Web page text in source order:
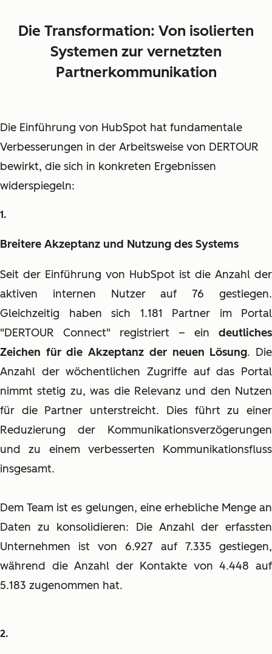
Die Transformation: Von isolierten
Systemen zur vernetzten
Partnerkommunikation
Die Einführung von HubSpot hat fundamentale
Verbesserungen in der Arbeitsweise von DERTOUR
bewirkt, die sich in konkreten Ergebnissen
widerspiegeln:
Breitere Akzeptanz und Nutzung des Systems
Seit der Einführung von HubSpot ist die Anzahl der
aktiven internen Nutzer auf 76 gestiegen.
Gleichzeitig haben sich 1.181 Partner im Portal
"DERTOUR Connect" registriert – ein deutliches
Zeichen für die Akzeptanz der neuen Lösung. Die
Anzahl der wöchentlichen Zugriffe auf das Portal
nimmt stetig zu, was die Relevanz und den Nutzen
für die Partner unterstreicht. Dies führt zu einer
Reduzierung der Kommunikationsverzögerungen
und zu einem verbesserten Kommunikationsfluss
insgesamt.
Dem Team ist es gelungen, eine erhebliche Menge an
Daten zu konsolidieren: Die Anzahl der erfassten
Unternehmen ist von 6.927 auf 7.335 gestiegen,
während die Anzahl der Kontakte von 4.448 auf
5.183 zugenommen hat.